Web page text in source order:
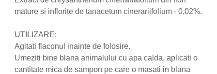
Pikdare - Pic Solutions (22
ProdNat (6 produse)
ProPhyto - ProVet SA (6 produse)
Record (5 produse)
mature si inflorite de tanacetum cinerariifolium - 0,02%.
UTILIZARE:
Agitati flaconul inainte de folosire.
Umeziti bine blana animalului cu apa calda, aplicati o
cantitate mica de sampon pe care o masati in blana